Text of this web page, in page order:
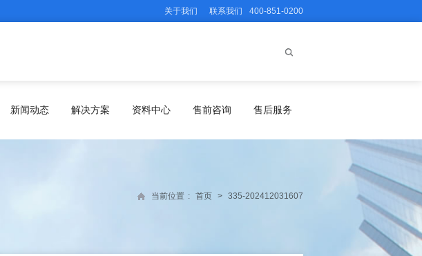
关于我们 联系我们 400-851-0200
新闻动态 解决方案 资料中心 售前咨询 售后服务
当前位置 : 首页 > 335-202412031607